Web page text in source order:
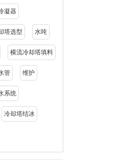
凝器
塔选型 水吨
横流冷却塔填料
管 维护
系统
冷却塔结冰